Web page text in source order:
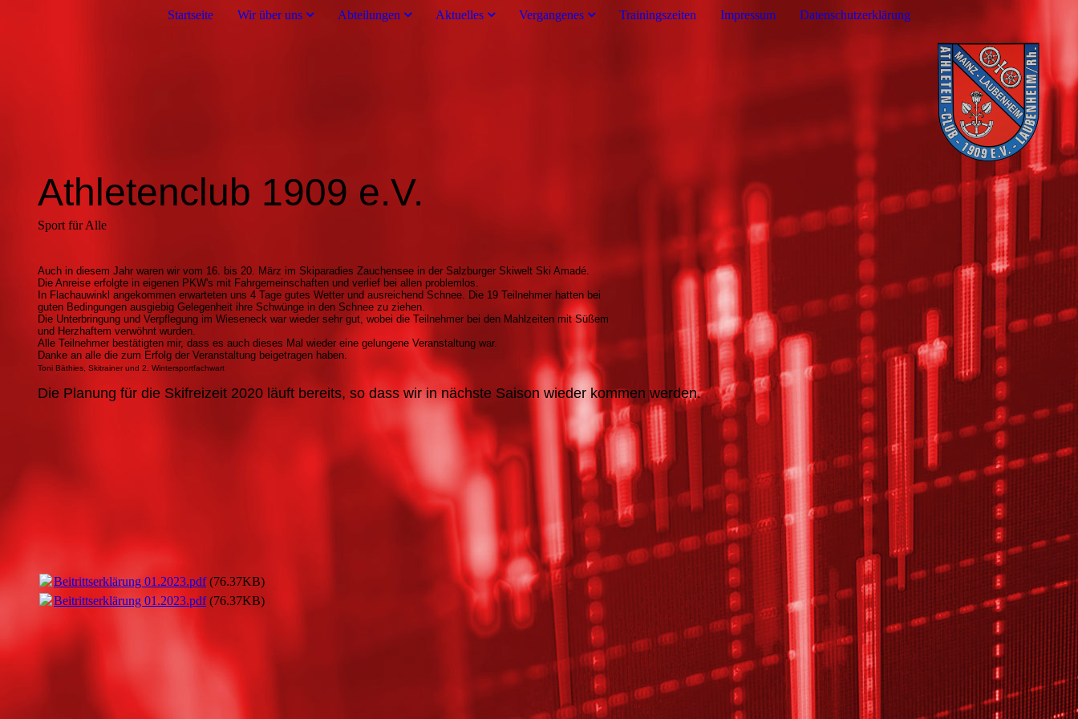
Startseite Wir über uns Abteilungen Aktuelles Vergangenes Trainingszeiten Impressum Datenschutzerklärung
Athletenclub 1909 e.V.
Sport für Alle
Auch in diesem Jahr waren wir vom 16. bis 20. März im Skiparadies Zauchensee in der Salzburger Skiwelt Ski Amadé.
Die Anreise erfolgte in eigenen PKW's mit Fahrgemeinschaften und verlief bei allen problemlos.
In Flachauwinkl angekommen erwarteten uns 4 Tage gutes Wetter und ausreichend Schnee. Die 19 Teilnehmer hatten bei
guten Bedingungen ausgiebig Gelegenheit ihre Schwünge in den Schnee zu ziehen.
Die Unterbringung und Verpflegung im Wieseneck war wieder sehr gut, wobei die Teilnehmer bei den Mahlzeiten mit Süßem
und Herzhaftem verwöhnt wurden.
Alle Teilnehmer bestätigten mir, dass es auch dieses Mal wieder eine gelungene Veranstaltung war.
Danke an alle die zum Erfolg der Veranstaltung beigetragen haben.
Toni Bäthies, Skitrainer und 2. Wintersportfachwart
Die Planung für die Skifreizeit 2020 läuft bereits, so dass wir innächste Saison wieder kommen werden.
Beitrittserklärung 01.2023.pdf(76.37KB)
Beitrittserklärung 01.2023.pdf(76.37KB)